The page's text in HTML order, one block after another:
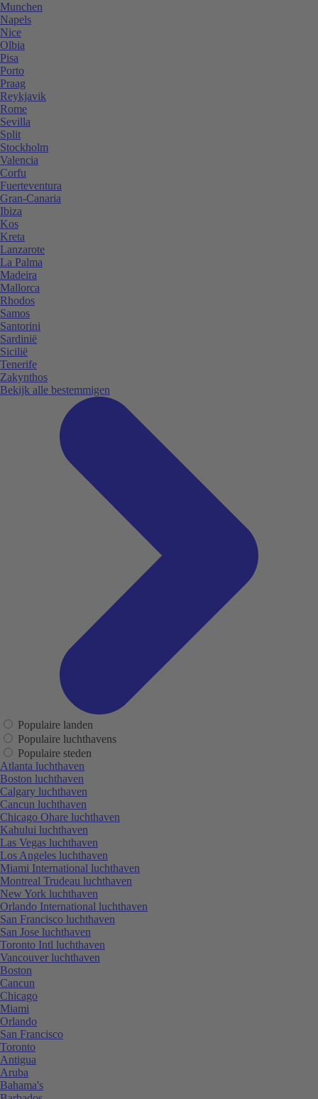
Munchen
Napels
Nice
Olbia
Pisa
Porto
Praag
Reykjavik
Rome
Sevilla
Split
Stockholm
Valencia
Corfu
Fuerteventura
Gran-Canaria
Ibiza
Kos
Kreta
Lanzarote
La Palma
Madeira
Mallorca
Rhodos
Samos
Santorini
Sardinië
Sicilië
Tenerife
Zakynthos
Bekijk alle bestemmigen
Populaire landen
Populaire luchthavens
Populaire steden
Atlanta luchthaven
Boston luchthaven
Calgary luchthaven
Cancun luchthaven
Chicago Ohare luchthaven
Kahului luchthaven
Las Vegas luchthaven
Los Angeles luchthaven
Miami International luchthaven
Montreal Trudeau luchthaven
New York luchthaven
Orlando International luchthaven
San Francisco luchthaven
San Jose luchthaven
Toronto Intl luchthaven
Vancouver luchthaven
Boston
Cancun
Chicago
Miami
Orlando
San Francisco
Toronto
Antigua
Aruba
Bahama's